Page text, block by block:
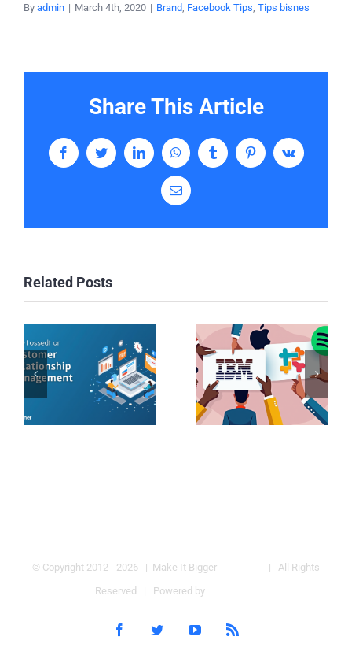
By admin | March 4th, 2020 | Brand, Facebook Tips, Tips bisnes
Share This Article
FacebookTwitterLinkedInWhatsAppTumblrPinterestVk
Email
Related Posts
© Copyright 2012 - 2026 | Make It Bigger
| All Rights
Reserved | Powered by
FacebookTwitterYouTubeRss